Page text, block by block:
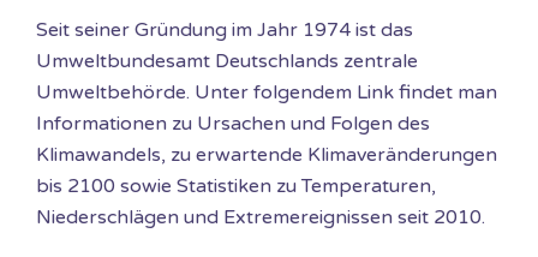
Seit seiner Gründung im Jahr 1974 ist das
Umweltbundesamt Deutschlands zentrale
Umweltbehörde. Unter folgendem Link findet man
Informationen zu Ursachen und Folgen des
Klimawandels, zu erwartende Klimaveränderungen
bis 2100 sowie Statistiken zu Temperaturen,
Niederschlägen und Extremereignissen seit 2010.